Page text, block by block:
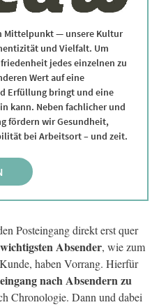
Mittelpunkt — unsere Kultur
und Vielfalt. Um
jedes einzelnen zu
Wert auf eine
Erfüllung bringt und eine
kann. Neben fachlicher und
fördern wir Gesundheit,
bei Arbeitsort – und zeit.
Posteingang direkt erst quer
wichtigsten Absender, wie zum
haben Vorrang. Hierfür
nach Absendern zu
Chronologie. Dann und dabei